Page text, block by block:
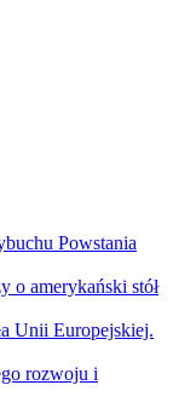
Powstania
o amerykański stół
Unii Europejskiej.
rozwoju i